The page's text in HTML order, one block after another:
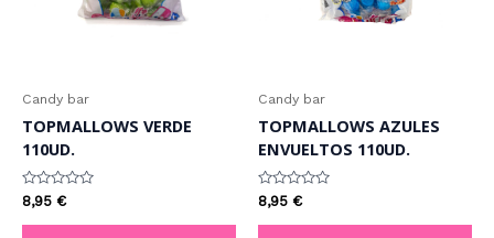
Candy bar
TOPMALLOWS VERDE
110UD.
Valorado
con
0
8,95 €
Candy bar
TOPMALLOWS AZULES
ENVUELTOS 110UD.
Valorado
con
0
8,95 €